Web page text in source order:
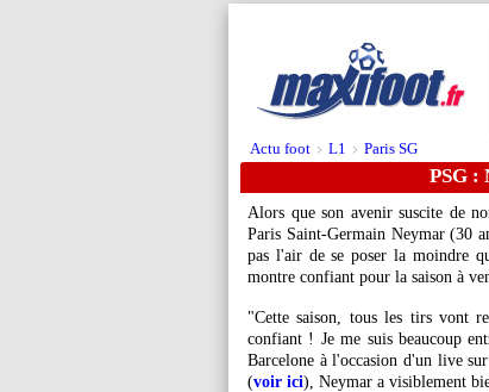
Actu foot > L1 > Paris SG
PSG :
Alors que son avenir suscite de
Paris Saint-Germain Neymar (30
pas l'air de se poser la moindre
montre confiant pour la saison à
"Cette saison, tous les tirs vont
confiant ! Je me suis beaucoup
Barcelone à l'occasion d'un live
(voir ici), Neymar a visiblement